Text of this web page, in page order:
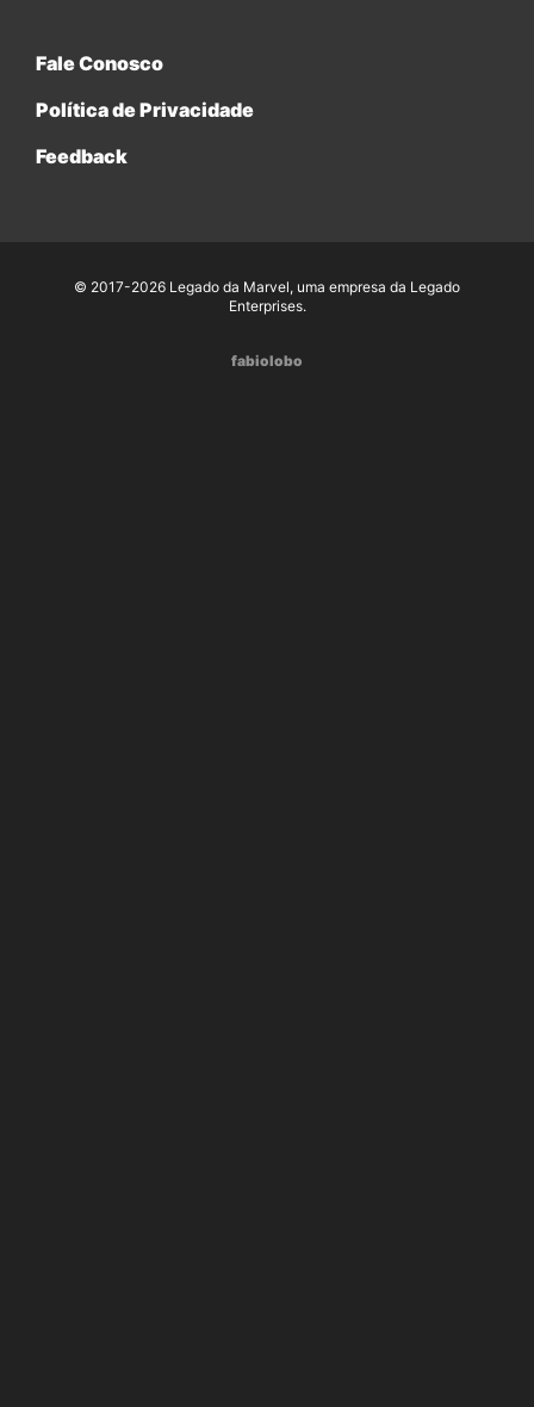
Fale Conosco
Política de Privacidade
Feedback
© 2017-2026 Legado da Marvel, uma empresa da Legado
Enterprises.
fabiolobo